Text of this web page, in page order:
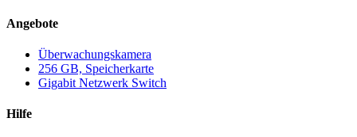
Angebote
Überwachungskamera
256 GB, Speicherkarte
Gigabit Netzwerk Switch
Hilfe